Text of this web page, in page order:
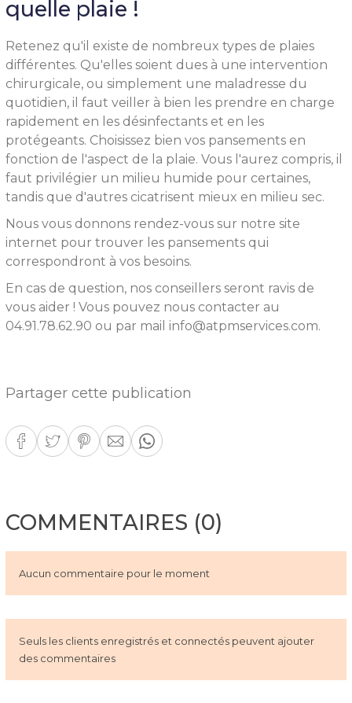
quelle plaie !
Retenez qu'il existe de nombreux types de plaies
différentes. Qu'elles soient dues à une intervention
chirurgicale, ou simplement une maladresse du
quotidien, il faut veiller à bien les prendre en charge
rapidement en les désinfectants et en les
protégeants. Choisissez bien vos pansements en
fonction de l'aspect de la plaie. Vous l'aurez compris, il
faut privilégier un milieu humide pour certaines,
tandis que d'autres cicatrisent mieux en milieu sec.
Nous vous donnons rendez-vous sur notre site
internet pour trouver les pansements qui
correspondront à vos besoins.
En cas de question, nos conseillers seront ravis de
vous aider ! Vous pouvez nous contacter au
04.91.78.62.90 ou par mail info@atpmservices.com.
Partager cette publication
COMMENTAIRES (0)
Aucun commentaire pour le moment
Seuls les clients enregistrés et connectés peuvent ajouter
des commentaires